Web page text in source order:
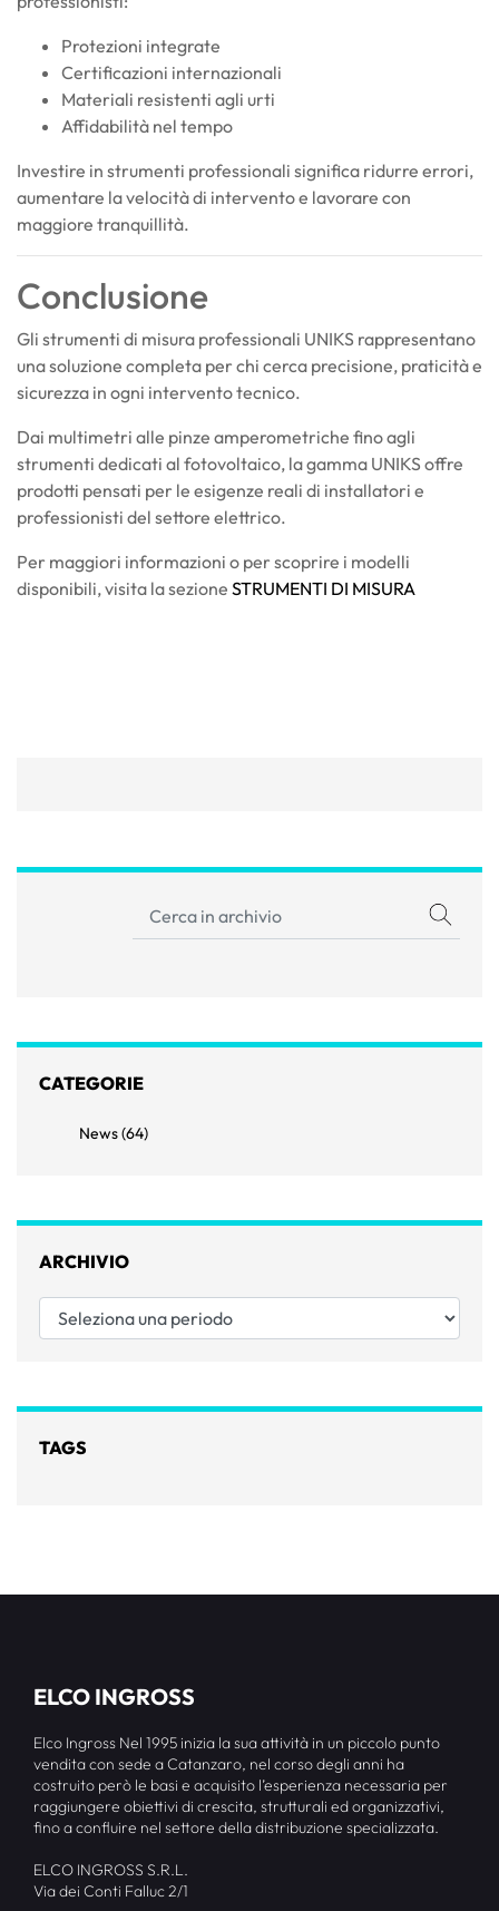
Protezioni integrate
Certificazioni internazionali
Materiali resistenti agli urti
Affidabilità nel tempo
Investire in strumenti professionali significa ridurre errori,
aumentare la velocità di intervento e lavorare con
maggiore tranquillità.
Conclusione
Gli strumenti di misura professionali UNIKS rappresentano
una soluzione completa per chi cerca precisione, praticità e
sicurezza in ogni intervento tecnico.
Dai multimetri alle pinze amperometriche fino agli
strumenti dedicati al fotovoltaico, la gamma UNIKS offre
prodotti pensati per le esigenze reali di installatori e
professionisti del settore elettrico.
Per maggiori informazioni o per scoprire i modelli
disponibili, visita la sezione STRUMENTI DI MISURA
CATEGORIE
News (64)
ARCHIVIO
Seleziona una periodo
TAGS
ELCO INGROSS
Elco Ingross Nel 1995 inizia la sua attività in un piccolo punto
vendita con sede a Catanzaro, nel corso degli anni ha
costruito però le basi e acquisito l’esperienza necessaria per
raggiungere obiettivi di crescita, strutturali ed organizzativi,
fino a confluire nel settore della distribuzione specializzata.
ELCO INGROSS S.R.L.
Via dei Conti Falluc 2/1